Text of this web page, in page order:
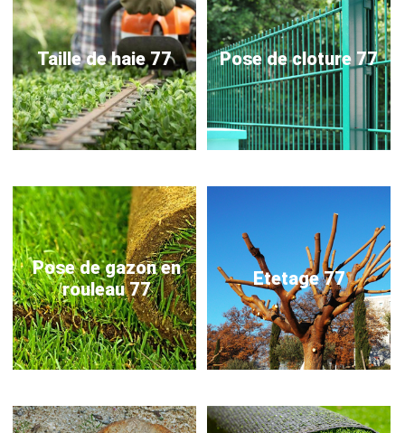
Taille de haie 77 Pose de cloture 77
Pose de gazon en
rouleau 77
Etetage 77